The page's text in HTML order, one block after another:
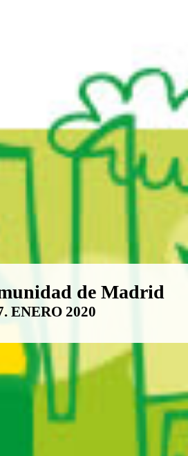
Comunidad de
de Madrid
ENERO 2020